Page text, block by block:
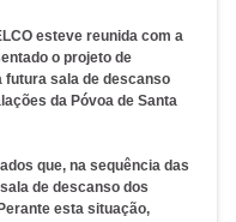
esteve reunida com a
o projeto de
futura sala de descanso
da Póvoa de Santa
que, na sequência das
de descanso dos
esta situação,